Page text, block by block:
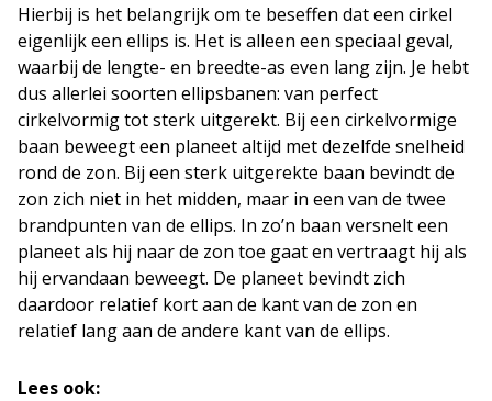
Hierbij is het belangrijk om te beseffen dat een cirkel
eigenlijk een ellips is. Het is alleen een speciaal geval,
waarbij de lengte- en breedte-as even lang zijn. Je hebt
dus allerlei soorten ellipsbanen: van perfect
cirkelvormig tot sterk uitgerekt. Bij een cirkelvormige
baan beweegt een planeet altijd met dezelfde snelheid
rond de zon. Bij een sterk uitgerekte baan bevindt de
zon zich niet in het midden, maar in een van de twee
brandpunten van de ellips. In zo’n baan versnelt een
planeet als hij naar de zon toe gaat en vertraagt hij als
hij ervandaan beweegt. De planeet bevindt zich
daardoor relatief kort aan de kant van de zon en
relatief lang aan de andere kant van de ellips.
Lees ook: